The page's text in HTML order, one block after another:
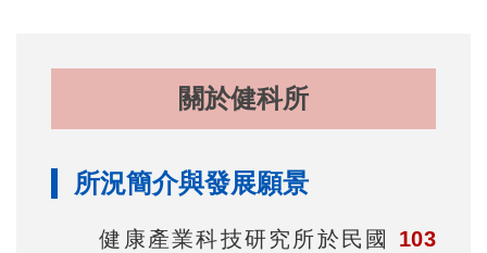
關於健科所
所況簡介與發展願景
健康產業科技研究所於民國 103